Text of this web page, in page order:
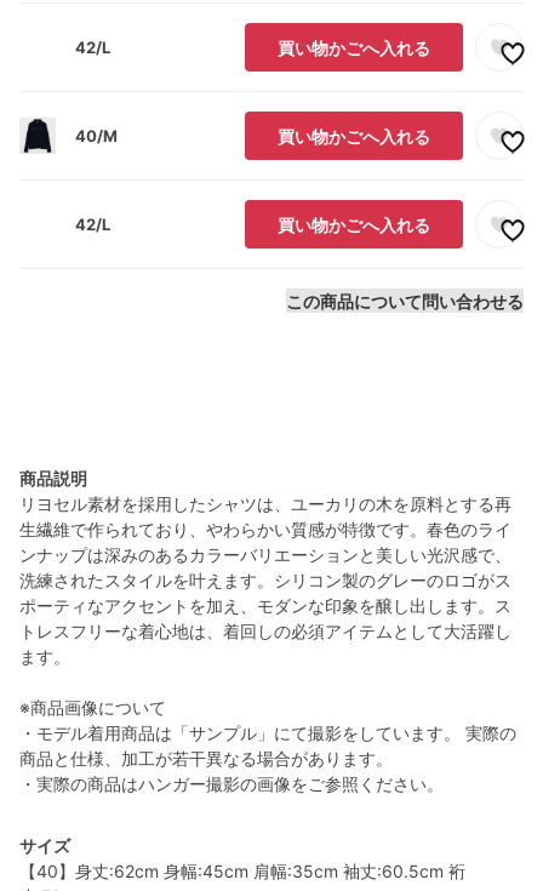
42/L 買い物かごへ入れる
40/M 買い物かごへ入れる
42/L 買い物かごへ入れる
この商品について問い合わせる
商品説明
リヨセル素材を採用したシャツは、ユーカリの木を原料とする再
生繊維で作られており、やわらかい質感が特徴です。春色のライ
ンナップは深みのあるカラーバリエーションと美しい光沢感で、
洗練されたスタイルを叶えます。シリコン製のグレーのロゴがス
ポーティなアクセントを加え、モダンな印象を醸し出します。ス
トレスフリーな着心地は、着回しの必須アイテムとして大活躍し
ます。
※商品画像について
・モデル着用商品は「サンプル」にて撮影をしています。 実際の
商品と仕様、加工が若干異なる場合があります。
・実際の商品はハンガー撮影の画像をご参照ください。
サイズ
【40】身丈:62cm 身幅:45cm 肩幅:35cm 袖丈:60.5cm 裄